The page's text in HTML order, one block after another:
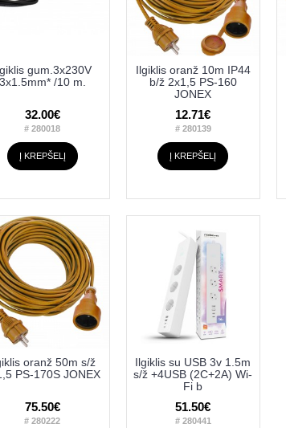
gum.3x230V
3x1.5mm* /10 m.
32.00€
# 280018
Į KREPŠELĮ
Ilgiklis oranž 10m IP44
b/ž 2x1,5 PS-160
JONEX
12.71€
# 280139
Į KREPŠELĮ
oranž 50m s/ž
PS-170S JONEX
75.50€
# 280222
Ilgiklis su USB 3v 1.5m
s/ž +4USB (2C+2A) Wi-
Fi b
51.50€
# 280441